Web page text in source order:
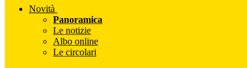
Novità
Panoramica
Le notizie
Albo online
Le circolari